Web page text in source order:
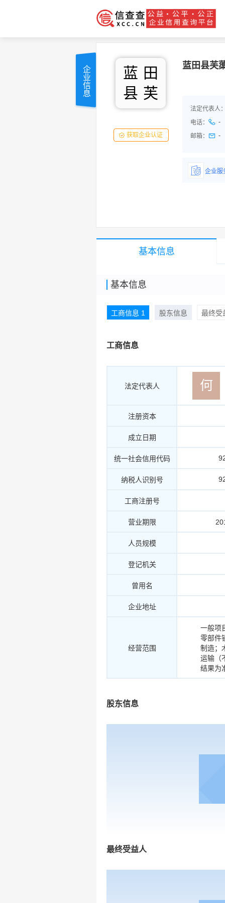
蓝 田
县 芙
获取企业认证
蓝田县芙
法定代表人
电话：
-
邮箱： -
企业服
企业信息
基本信息
基本信息
工商信息 1 股东信息 最终受
工商信息
法定代表人 何
注册资本
成立日期
统一社会信用代码
纳税人识别号
工商注册号
营业期限
人员规模
登记机关
曾用名
企业地址
经营范围
一般项
零部件
制造；
运输（
结果为
股东信息
最终受益人